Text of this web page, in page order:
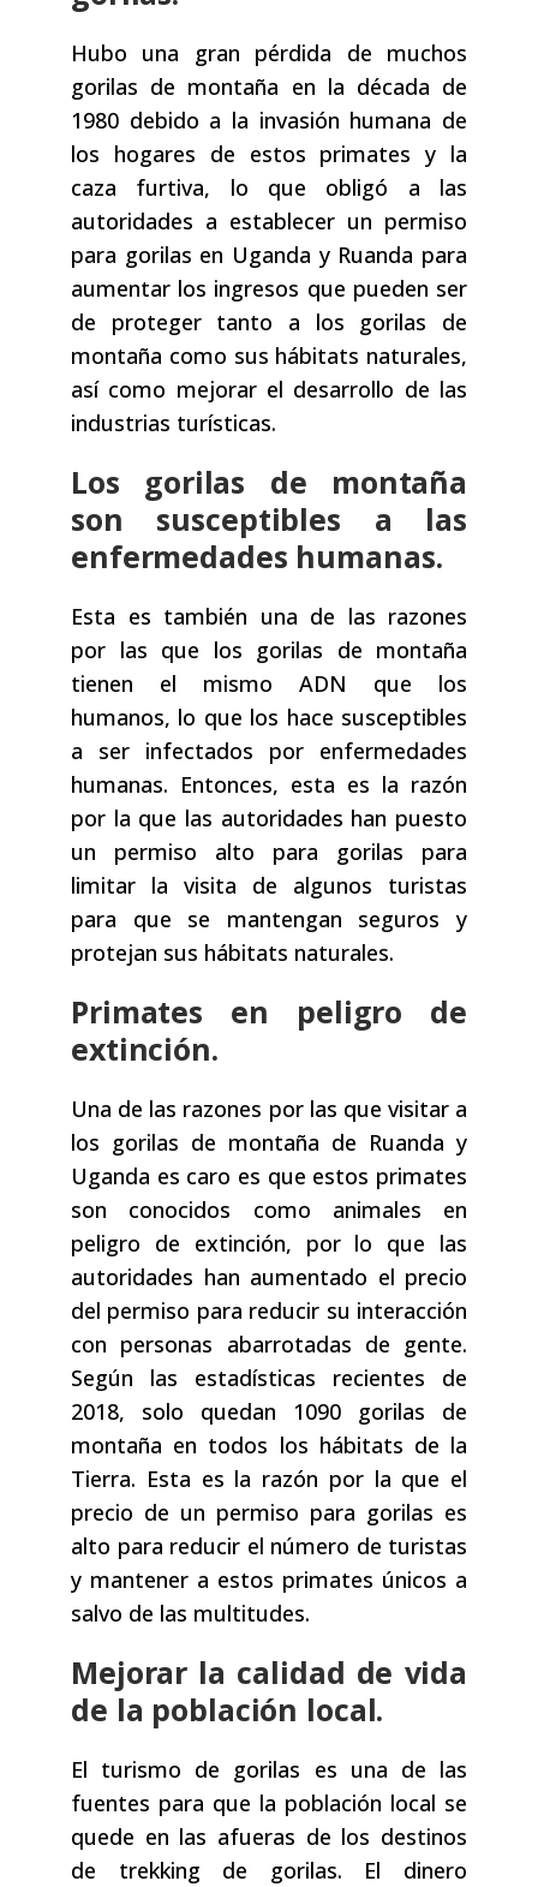
Hubo una gran pérdida de muchos
gorilas de montaña en la década de
1980 debido a la invasión humana de
los hogares de estos primates y la
caza furtiva, lo que obligó a las
autoridades a establecer un permiso
para gorilas en Uganda y Ruanda para
aumentar los ingresos que pueden ser
de proteger tanto a los gorilas de
montaña como sus hábitats naturales,
así como mejorar el desarrollo de las
industrias turísticas.
Los gorilas de montaña
son susceptibles a las
enfermedades humanas.
Esta es también una de las razones
por las que los gorilas de montaña
tienen el mismo ADN que los
humanos, lo que los hace susceptibles
a ser infectados por enfermedades
humanas. Entonces, esta es la razón
por la que las autoridades han puesto
un permiso alto para gorilas para
limitar la visita de algunos turistas
para que se mantengan seguros y
protejan sus hábitats naturales.
Primates en peligro de
extinción.
Una de las razones por las que visitar a
los gorilas de montaña de Ruanda y
Uganda es caro es que estos primates
son conocidos como animales en
peligro de extinción, por lo que las
autoridades han aumentado el precio
del permiso para reducir su interacción
con personas abarrotadas de gente.
Según las estadísticas recientes de
2018, solo quedan 1090 gorilas de
montaña en todos los hábitats de la
Tierra. Esta es la razón por la que el
precio de un permiso para gorilas es
alto para reducir el número de turistas
y mantener a estos primates únicos a
salvo de las multitudes.
Mejorar la calidad de vida
de la población local.
El turismo de gorilas es una de las
fuentes para que la población local se
quede en las afueras de los destinos
de trekking de gorilas. El dinero